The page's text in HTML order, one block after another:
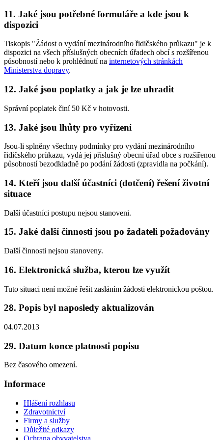
11. Jaké jsou potřebné formuláře a kde jsou k
dispozici
Tiskopis "Žádost o vydání mezinárodního řidičského průkazu" je k
dispozici na všech příslušných obecních úřadech obcí s rozšířenou
působností nebo k prohlédnutí na internetových stránkách
Ministerstva dopravy.
12. Jaké jsou poplatky a jak je lze uhradit
Správní poplatek činí 50 Kč v hotovosti.
13. Jaké jsou lhůty pro vyřízení
Jsou-li splněny všechny podmínky pro vydání mezinárodního
řidičského průkazu, vydá jej příslušný obecní úřad obce s rozšířenou
působností bezodkladně po podání žádosti (zpravidla na počkání).
14. Kteří jsou další účastníci (dotčení) řešení životní
situace
Další účastníci postupu nejsou stanoveni.
15. Jaké další činnosti jsou po žadateli požadovány
Další činnosti nejsou stanoveny.
16. Elektronická služba, kterou lze využít
Tuto situaci není možné řešit zasláním žádosti elektronickou poštou.
28. Popis byl naposledy aktualizován
04.07.2013
29. Datum konce platnosti popisu
Bez časového omezení.
Informace
Hlášení rozhlasu
Zdravotnictví
Firmy a služby
Důležité odkazy
Ochrana obyvatelstva